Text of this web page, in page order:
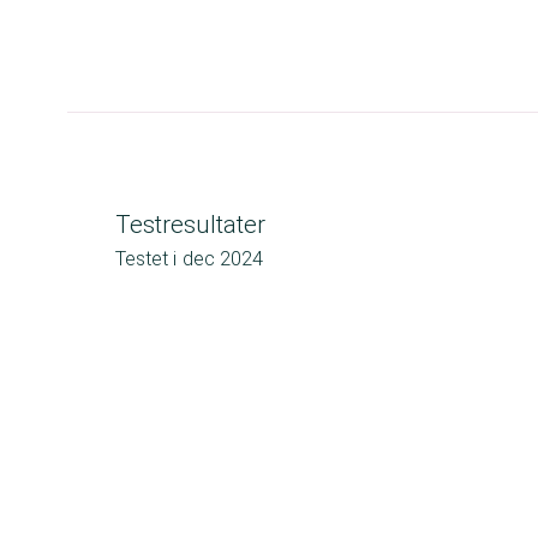
Testresultater
Testet i dec 2024